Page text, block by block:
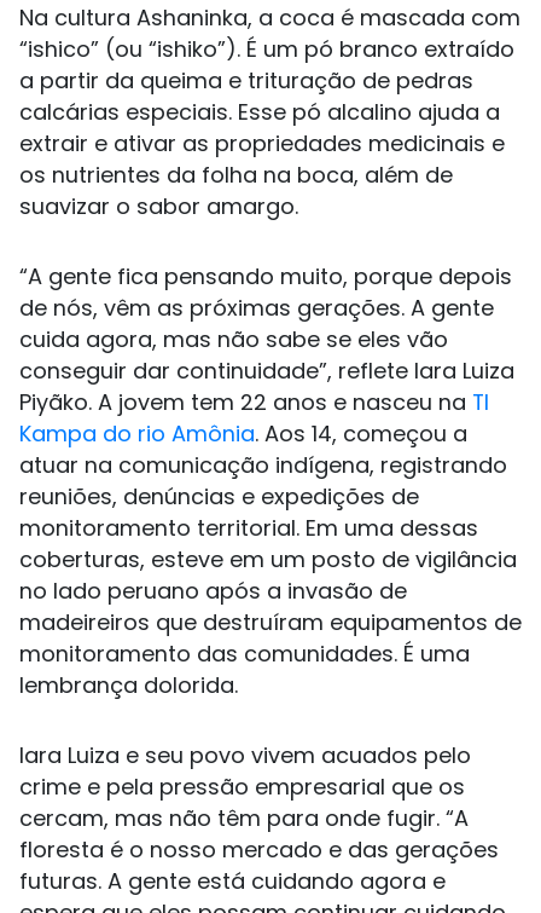
Na cultura Ashaninka, a coca é mascada com
“ishico” (ou “ishiko”). É um pó branco extraído
a partir da queima e trituração de pedras
calcárias especiais. Esse pó alcalino ajuda a
extrair e ativar as propriedades medicinais e
os nutrientes da folha na boca, além de
suavizar o sabor amargo.
“A gente fica pensando muito, porque depois
de nós, vêm as próximas gerações. A gente
cuida agora, mas não sabe se eles vão
conseguir dar continuidade”, reflete Iara Luiza
Piyãko. A jovem tem 22 anos e nasceu na TI
Kampa do rio Amônia. Aos 14, começou a
atuar na comunicação indígena, registrando
reuniões, denúncias e expedições de
monitoramento territorial. Em uma dessas
coberturas, esteve em um posto de vigilância
no lado peruano após a invasão de
madeireiros que destruíram equipamentos de
monitoramento das comunidades. É uma
lembrança dolorida.
Iara Luiza e seu povo vivem acuados pelo
crime e pela pressão empresarial que os
cercam, mas não têm para onde fugir. “A
floresta é o nosso mercado e das gerações
futuras. A gente está cuidando agora e